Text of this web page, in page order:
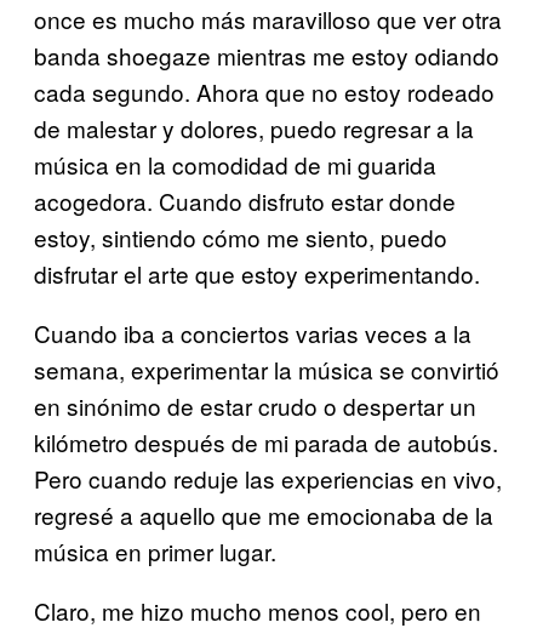
once es mucho más maravilloso que ver otra
banda shoegaze mientras me estoy odiando
cada segundo. Ahora que no estoy rodeado
de malestar y dolores, puedo regresar a la
música en la comodidad de mi guarida
acogedora. Cuando disfruto estar donde
estoy, sintiendo cómo me siento, puedo
disfrutar el arte que estoy experimentando.
Cuando iba a conciertos varias veces a la
semana, experimentar la música se convirtió
en sinónimo de estar crudo o despertar un
kilómetro después de mi parada de autobús.
Pero cuando reduje las experiencias en vivo,
regresé a aquello que me emocionaba de la
música en primer lugar.
Claro, me hizo mucho menos cool, pero en